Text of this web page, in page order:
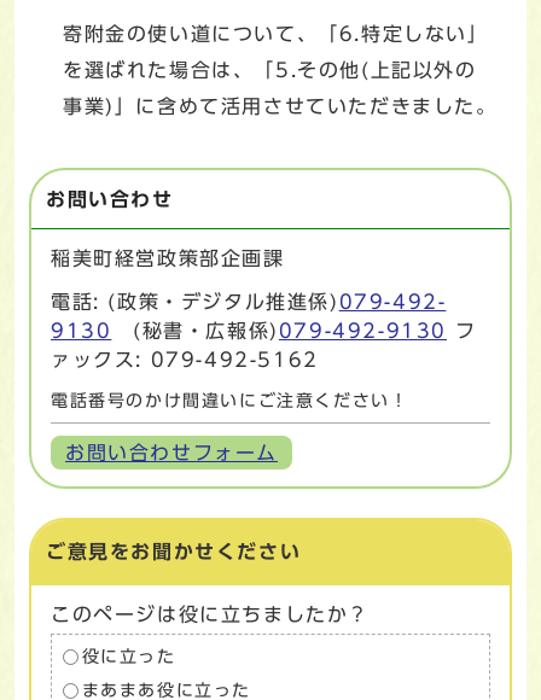
寄附金の使い道について、「6.特定しない」
を選ばれた場合は、「5.その他(上記以外の
事業)」に含めて活用させていただきました。
お問い合わせ
稲美町経営政策部企画課
電話: (政策・デジタル推進係) 079-492-
9130
(秘書・広報係) 079-492-9130
フ
ァックス: 079-492-5162
電話番号のかけ間違いにご注意ください！
お問い合わせフォーム
ご意見をお聞かせください
このページは役に立ちましたか？
役に立った
まあまあ役に立った